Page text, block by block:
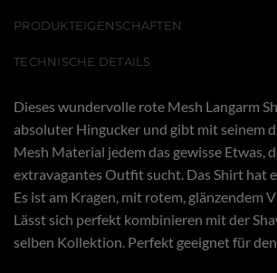
PRODUKTEIGENSCHAFTEN
TECHNISCHE DETAILS
Dieses wundervolle rote Mesh Langarm
absoluter Hingucker und gibt mit seinem
Mesh Material jedem das gewisse Etwas,
extravagantes Outfit sucht. Das Shirt hat
Es ist am Kragen, mit rotem, glänzendem
Lässt sich perfekt kombinieren mit der
selben Kollektion. Perfekt geeignet für